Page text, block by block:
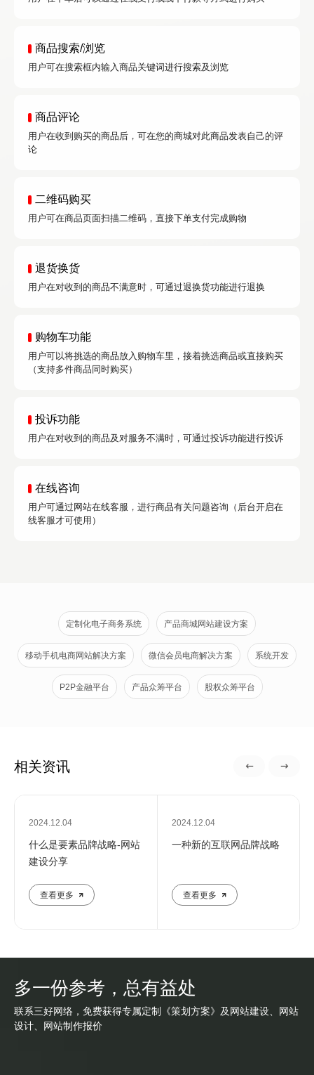
商品搜索/浏览
用户可在搜索框内输入商品关键词进行搜索及浏览
商品评论
用户在收到购买的商品后，可在您的商城对此商品发表自己的评
论
二维码购买
用户可在商品页面扫描二维码，直接下单支付完成购物
退货换货
用户在对收到的商品不满意时，可通过退换货功能进行退换
购物车功能
用户可以将挑选的商品放入购物车里，接着挑选商品或直接购买
（支持多件商品同时购买）
投诉功能
用户在对收到的商品及对服务不满时，可通过投诉功能进行投诉
在线咨询
用户可通过网站在线客服，进行商品有关问题咨询（后台开启在
线客服才可使用）
定制化电子商务系统 产品商城网站建设方案
移动手机电商网站解决方案 微信会员电商解决方案 系统开发
P2P金融平台 产品众筹平台 股权众筹平台
相关资讯
2024.12.04
什么是要素品牌战略-网站
建设分享
查看更多
2024.12.04
一种新的互联网品牌战略
查看更多
多一份参考，总有益处
联系三好网络，免费获得专属定制《策划方案》及网站建设、网站
设计、网站制作报价